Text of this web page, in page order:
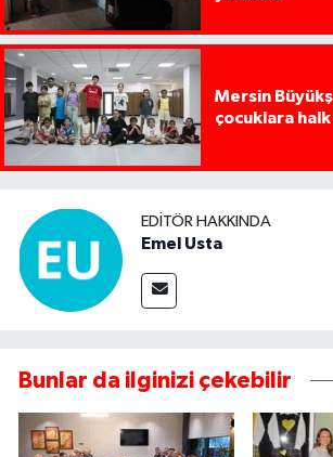
Mersin
çocuklara
EDITÖR HAKKINDA
Emel Usta
Bunlar da ilginizi çekebilir